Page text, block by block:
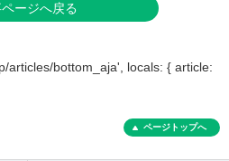
ージへ戻る
articles/bottom_aja', locals: { article:
ページトップへ